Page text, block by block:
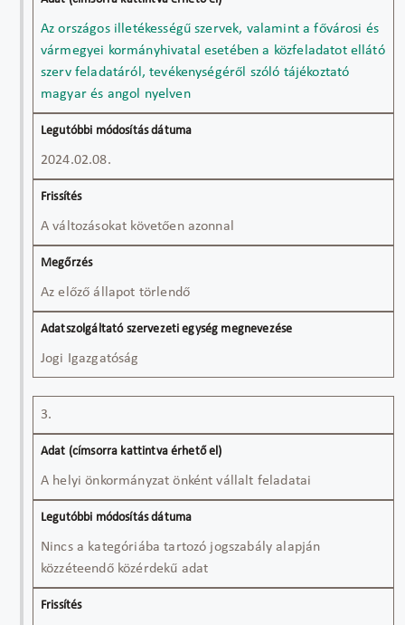
Az országos illetékességű szervek, valamint a fővárosi és
vármegyei kormányhivatal esetében a közfeladatot ellátó
szerv feladatáról, tevékenységéről szóló tájékoztató
magyar és angol nyelven
2024.02.08.
A változásokat követően azonnal
Az előző állapot törlendő
Jogi Igazgatóság
3.
A helyi önkormányzat önként vállalt feladatai
Nincs a kategóriába tartozó jogszabály alapján
közzéteendő közérdekű adat